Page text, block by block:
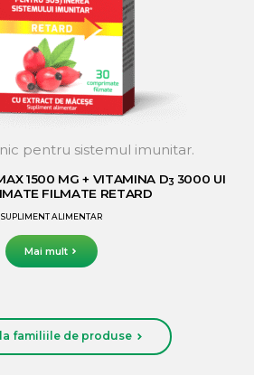
pentru sistemul imunitar.
1500 MG + VITAMINA D3 3000 UI
FILMATE RETARD
SUPLIMENT ALIMENTAR
Mai mult
familiile de produse